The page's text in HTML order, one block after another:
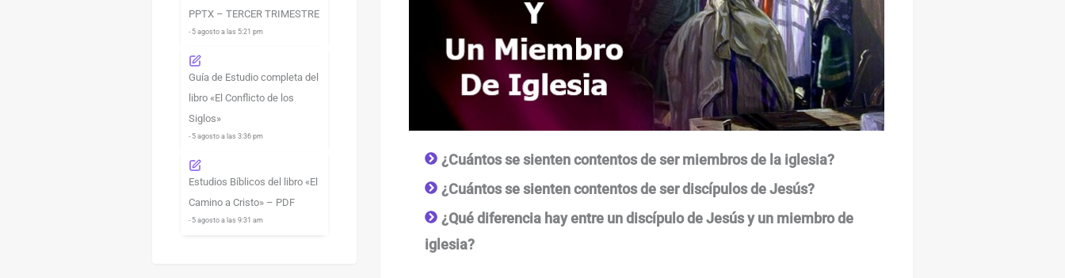
PPTX – TERCER TRIMESTRE
- 5 agosto a las 5:21 pm
Guía de Estudio completa del
libro «El Conflicto de los
Siglos»
- 5 agosto a las 3:36 pm
Estudios Bíblicos del libro «El
Camino a Cristo» – PDF
- 5 agosto a las 9:31 am
¿Cuántos se sienten contentos de ser miembros de la iglesia?
¿Cuántos se sienten contentos de ser discípulos de Jesús?
¿Qué diferencia hay entre un discípulo de Jesús y un miembro de
iglesia?